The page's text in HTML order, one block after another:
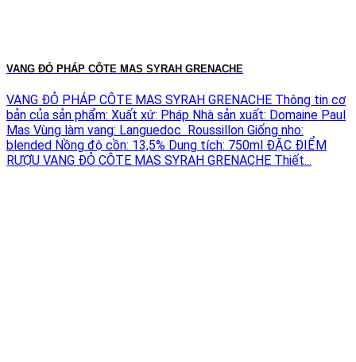
VANG ĐỎ PHÁP CÔTE MAS SYRAH GRENACHE
VANG ĐỎ PHÁP CÔTE MAS SYRAH GRENACHE Thông tin cơ
bản của sản phẩm: Xuất xứ: Pháp Nhà sản xuất: Domaine Paul
Mas Vùng làm vang: Languedoc Roussillon Giống nho:
blended Nồng độ cồn: 13,5% Dung tích: 750ml ĐẶC ĐIỂM
RƯỢU VANG ĐỎ CÔTE MAS SYRAH GRENACHE Thiết...